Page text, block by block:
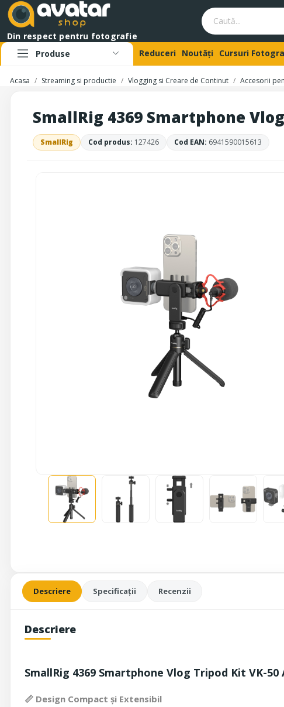
Din respect pentru fotografie
Produse Reduceri Noutăți Cursuri
Acasa Streaming si productie Vlogging si Creare de Continut Accesorii
SmallRig 4369 Smartphone
SmallRig Cod produs: 127426 Cod EAN: 6941590015613
Descriere Specificații Recenzii
Descriere
SmallRig 4369 Smartphone Vlog Tripod Kit VK-50
📏 Design Compact și Extensibil